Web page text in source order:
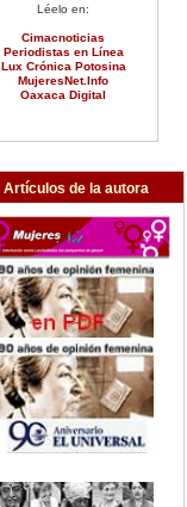
Léelo en:
Cimacnoticias
Periodistas en Línea
Lux Crónica Potosina
MujeresNet.Info
Oaxaca Digital
Artículos de la autora